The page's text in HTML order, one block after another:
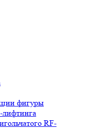
фигуры
лифтинга
RF-